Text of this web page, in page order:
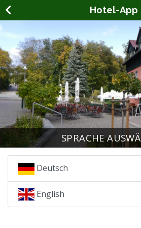
Hotel-App
SPRACHE
Deutsch
English